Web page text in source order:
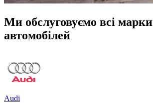
Ми обслуговуємо всі марки
автомобілей
Audi